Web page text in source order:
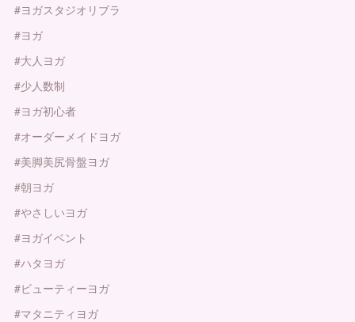
#ヨガスタジオリブラ
#ヨガ
#大人ヨガ
#少人数制
#ヨガ初心者
#オーダーメイドヨガ
#美脚美尻骨盤ヨガ
#朝ヨガ
#やさしいヨガ
#ヨガイベント
#ハタヨガ
#ビューティーヨガ
#マタニティヨガ